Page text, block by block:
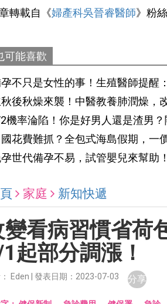
轉載自《婦產科吳晉睿醫師》粉
可能喜歡
不只是女性的事！生殖醫師提醒
後秋燥來襲！中醫教養肺潤燥，
機率淪陷！你是好男人還是渣男
花費難抓？全包式海島假期，一
世代備孕不易，試管嬰兒來幫助
家庭 新知快遞
變看病習慣省荷
起部分調漲！
Eden | 發表日期：2023-07-03 分享